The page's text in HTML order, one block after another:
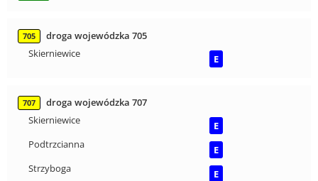
705
droga wojewódzka 705
Skierniewice
E
707
droga wojewódzka 707
Skierniewice
E
Podtrzcianna
E
Strzyboga
E